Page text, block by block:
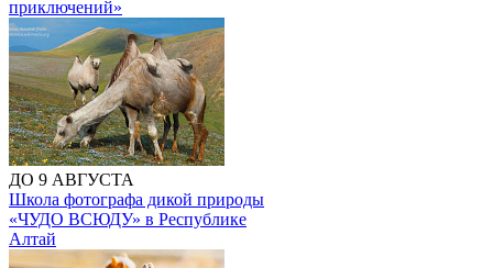
приключений»
ДО 9 АВГУСТА
Школа фотографа дикой природы
«ЧУДО ВСЮДУ» в Республике
Алтай